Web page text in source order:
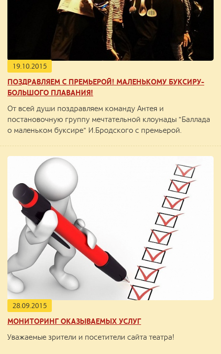
19.10.2015
ПОЗДРАВЛЯЕМ С ПРЕМЬЕРОЙ! МАЛЕНЬКОМУ БУКСИРУ-
БОЛЬШОГО ПЛАВАНИЯ!
От всей души поздравляем команду Антея и
постановочную группу мечтательной клоунады "Баллада
о маленьком буксире" И.Бродского с премьерой.
28.09.2015
МОНИТОРИНГ ОКАЗЫВАЕМЫХ УСЛУГ
Уважаемые зрители и посетители сайта театра!